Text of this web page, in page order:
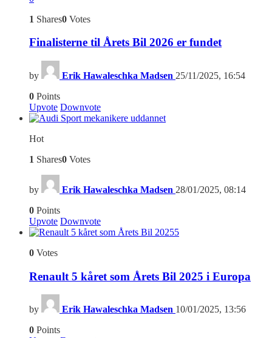
1 Shares0 Votes
Finalisterne til Årets Bil 2026 er fundet
by Erik Hawaleschka Madsen 25/11/2025, 16:54
0 Points
Upvote Downvote
Hot
1 Shares0 Votes
by Erik Hawaleschka Madsen 28/01/2025, 08:14
0 Points
Upvote Downvote
5
0 Votes
Renault 5 kåret som Årets Bil 2025 i Europa
by Erik Hawaleschka Madsen 10/01/2025, 13:56
0 Points